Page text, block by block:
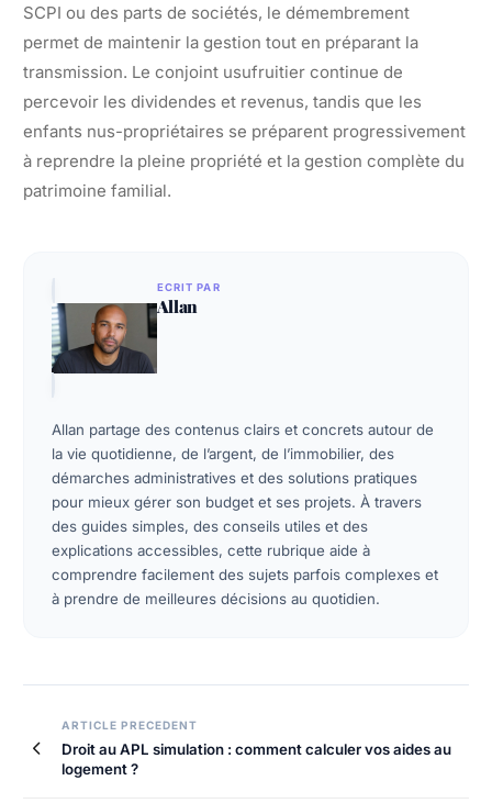
SCPI ou des parts de sociétés, le démembrement
permet de maintenir la gestion tout en préparant la
transmission. Le conjoint usufruitier continue de
percevoir les dividendes et revenus, tandis que les
enfants nus-propriétaires se préparent progressivement
à reprendre la pleine propriété et la gestion complète du
patrimoine familial.
ECRIT PAR
Allan
Allan partage des contenus clairs et concrets autour de
la vie quotidienne, de l’argent, de l’immobilier, des
démarches administratives et des solutions pratiques
pour mieux gérer son budget et ses projets. À travers
des guides simples, des conseils utiles et des
explications accessibles, cette rubrique aide à
comprendre facilement des sujets parfois complexes et
à prendre de meilleures décisions au quotidien.
Navigation
de
l’article
ARTICLE PRECEDENT
Droit au APL simulation : comment calculer vos aides au
logement ?